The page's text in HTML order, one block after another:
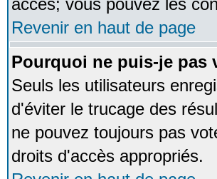
accès; vous pouvez les
Revenir en haut de page
Pourquoi ne puis-je pas
Seuls les utilisateurs
d'éviter le trucage des
ne pouvez toujours pas
droits d'accès appropriés.